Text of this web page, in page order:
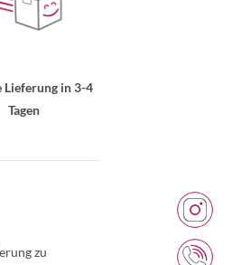
Lieferung in 3-4
Tagen
zu